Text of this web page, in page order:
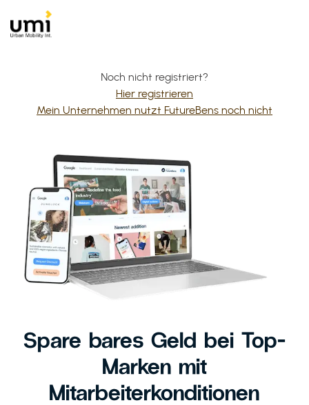
Noch nicht registriert?
Hier registrieren
Mein Unternehmen nutzt FutureBens noch nicht
Spare bares Geld bei Top-
Marken mit
Mitarbeiterkonditionen